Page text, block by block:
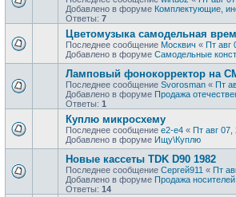
Добавлено в форуме Комплектующие,
Ответы: 7
Цветомузыка самодельная
Последнее сообщение Москвич « Пт авг
Добавлено в форуме Самодельные
Ламповый фонокорректор на
Последнее сообщение Svorosman « Пт
Добавлено в форуме Продажа
Ответы: 1
Куплю микросхему
Последнее сообщение e2-e4 « Пт авг 07,
Добавлено в форуме Ищу\Куплю
Новые кассеты TDK D90 1982
Последнее сообщение Сергей911 « Пт
Добавлено в форуме Продажa
Ответы: 14